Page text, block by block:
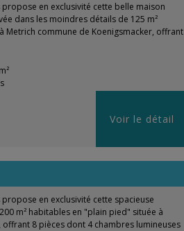
en exclusivité cette belle maison
dans les moindres détails de 125 m²
Metrich commune de Koenigsmacker, offrant
Voir le détail
en exclusivité cette spacieuse
m² habitables en "plain pied" située à
offrant 8 pièces dont 4 chambres lumineuses